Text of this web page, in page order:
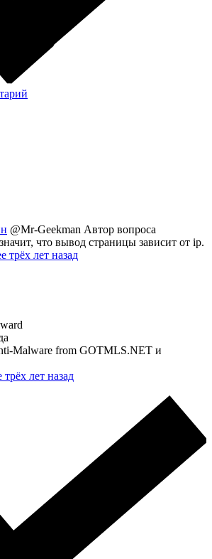
@Mr-Geekman Автор вопроса
что вывод страницы зависит от ip.
трёх лет назад
Malware from GOTMLS.NET и
трёх лет назад